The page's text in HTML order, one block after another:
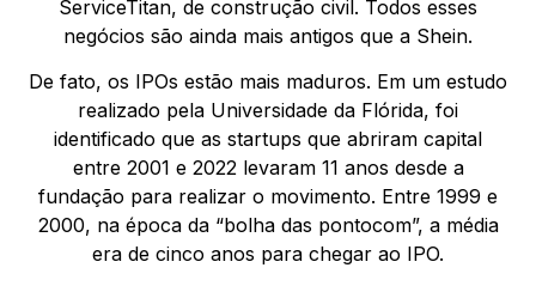
ServiceTitan, de construção civil. Todos esses
negócios são ainda mais antigos que a Shein.
De fato, os IPOs estão mais maduros. Em um estudo
realizado pela Universidade da Flórida, foi
identificado que as startups que abriram capital
entre 2001 e 2022 levaram 11 anos desde a
fundação para realizar o movimento. Entre 1999 e
2000, na época da “bolha das pontocom”, a média
era de cinco anos para chegar ao IPO.